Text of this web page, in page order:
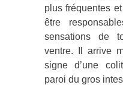
plus fréquentes
être
sensations de
ventre. Il arrive
signe d’une
paroi du gros